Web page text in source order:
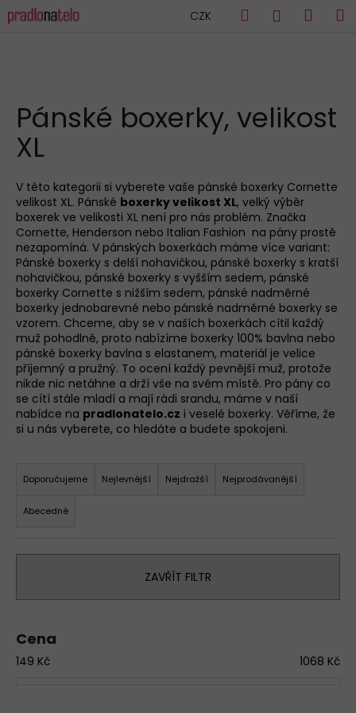
na
CZK Hledat
Pánské boxerky, velikost
XL
V této kategorii si vyberete vaše pánské boxerky Cornette
velikost XL. Pánské boxerky velikost XL, velký výběr
boxerek ve velikosti XL není pro nás problém. Značka
Cornette, Henderson nebo Italian Fashion na pány prostě
nezapomíná. V pánských boxerkách máme více variant:
Pánské boxerky s delší nohavičkou, pánské boxerky s kratší
nohavičkou, pánské boxerky s vyšším sedem, pánské
boxerky Cornette s nižším sedem, pánské nadměrné
boxerky jednobarevné nebo pánské nadměrné boxerky se
vzorem. Chceme, aby se v naších boxerkách cítil každý
muž pohodlně, proto nabízíme boxerky 100% bavlna nebo
pánské boxerky bavlna s elastanem, materiál je velice
příjemný a pružný. To ocení každý pevnější muž, protože
nikde nic netáhne a drží vše na svém místě. Pro pány co
se cítí stále mladí a mají rádi srandu, máme v naší
nabídce na pradlonatelo.cz i veselé boxerky. Věříme, že
si u nás vyberete, co hledáte a budete spokojeni.
a
r
d
u
Doporučujeme Nejlevnější Nejdražší Nejprodávanější
Abecedně
ZAVŘÍT FILTR
Cena
149 Kč 1068 Kč
K
o
o
p
o
ř
e
b
u
j
e
t
e
n
a
j
í
t
o
č
j
e
m